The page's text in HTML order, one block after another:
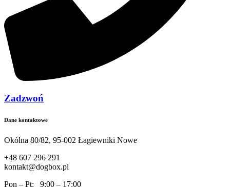
Zadzwoń
Dane kontaktowe
Okólna 80/82, 95-002 Łagiewniki Nowe
+48 607 296 291
kontakt@dogbox.pl
Pon – Pt: 9:00 – 17:00